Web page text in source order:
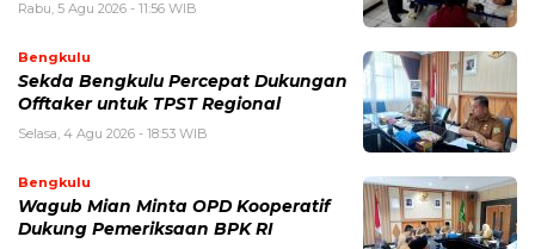
Rabu, 5 Agu 2026 - 11:56 WIB
Bengkulu
Sekda Bengkulu Percepat Dukungan
Offtaker untuk TPST Regional
Selasa, 4 Agu 2026 - 18:53 WIB
Bengkulu
Wagub Mian Minta OPD Kooperatif
Dukung Pemeriksaan BPK RI